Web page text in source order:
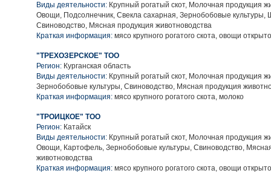
Виды деятельности: Крупный рогатый скот, Молочная продукция
Овощи, Подсолнечник, Свекла сахарная, Зернобобовые культуры,
Свиноводство, Мясная продукция животноводства
Краткая информация: мясо крупного рогатого скота, овощи
"ТРЕХОЗЕРСКОЕ" ТОО
Регион: Курганская область
Виды деятельности: Крупный рогатый скот, Молочная продукция
Зернобобовые культуры, Свиноводство, Мясная продукция
Краткая информация: мясо крупного рогатого скота, молоко
"ТРОИЦКОЕ" ТОО
Регион: Катайск
Виды деятельности: Крупный рогатый скот, Молочная продукция
Овощи, Картофель, Зернобобовые культуры, Свиноводство,
животноводства
Краткая информация: мясо крупного рогатого скота, овощи